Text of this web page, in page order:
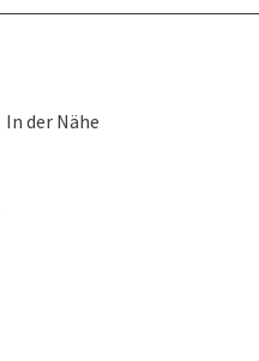
In der Nähe